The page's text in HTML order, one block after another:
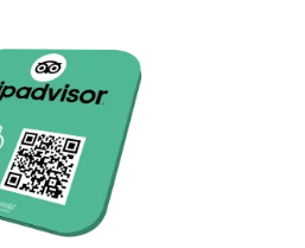
Las
opciones